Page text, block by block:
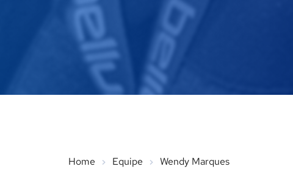
Home Equipe Wendy Marques